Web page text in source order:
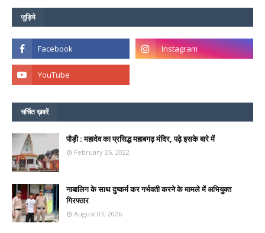
जुड़िये
चर्चित ख़बरें
पौड़ी : महादेव का प्रसिद्ध महाबगढ़ मंदिर, पढ़े इसके बारे में
February 26, 2022
नाबालिग के साथ दुष्कर्म कर गर्भवती करने के मामले में अभियुक्त
गिरफ्तार
August 03, 2026